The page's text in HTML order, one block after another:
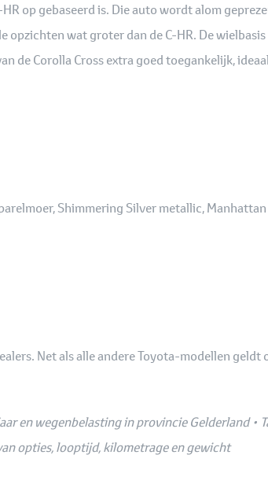
op gebaseerd is. Die auto wordt alom
wat groter dan de C-HR. De
de Corolla Cross extra goed toegankelijk,
Shimmering Silver metallic,
Net als alle andere Toyota-modellen geldt
en wegenbelasting in provincie Gelderland •
opties, looptijd, kilometrage en gewicht